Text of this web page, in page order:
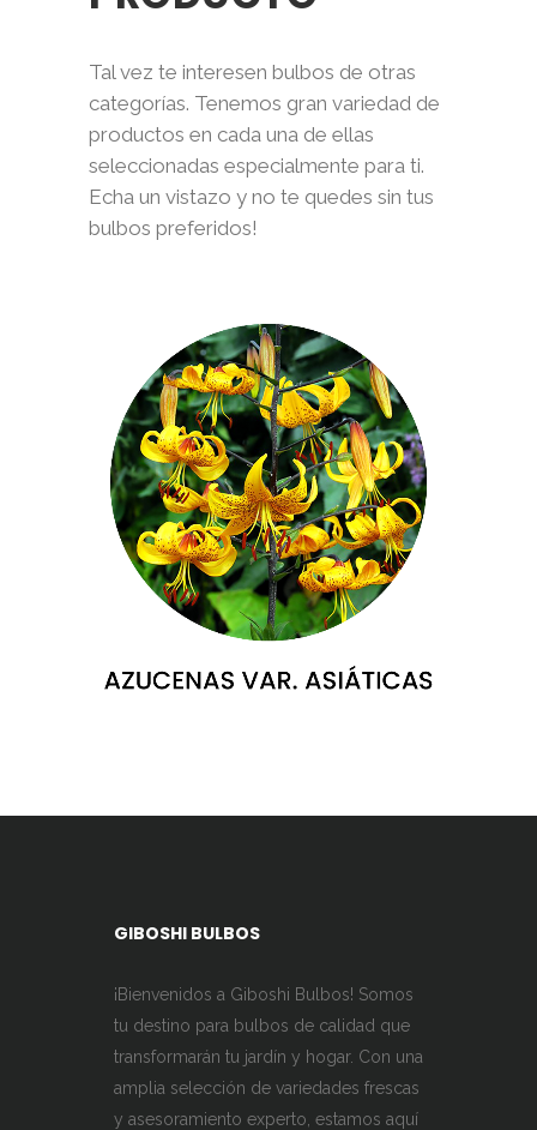
la
de
producto
Tal vez te interesen bulbos de otras
categorías. Tenemos gran variedad de
productos en cada una de ellas
seleccionadas especialmente para ti.
Echa un vistazo y no te quedes sin tus
bulbos preferidos!
GIBOSHI BULBOS
¡Bienvenidos a Giboshi Bulbos! Somos
tu destino para bulbos de calidad que
transformarán tu jardín y hogar. Con una
amplia selección de variedades frescas
y asesoramiento experto, estamos aquí